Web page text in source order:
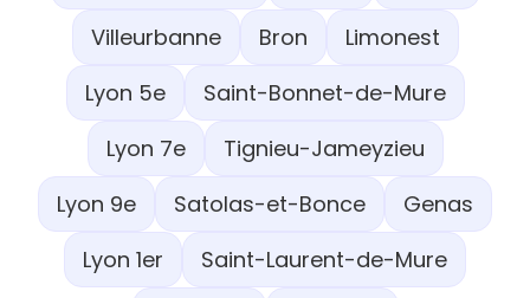
Villeurbanne
Bron
Limonest
Lyon 5e
Saint-Bonnet-de-Mure
Lyon 7e
Tignieu-Jameyzieu
Lyon 9e
Satolas-et-Bonce
Genas
Lyon 1er
Saint-Laurent-de-Mure